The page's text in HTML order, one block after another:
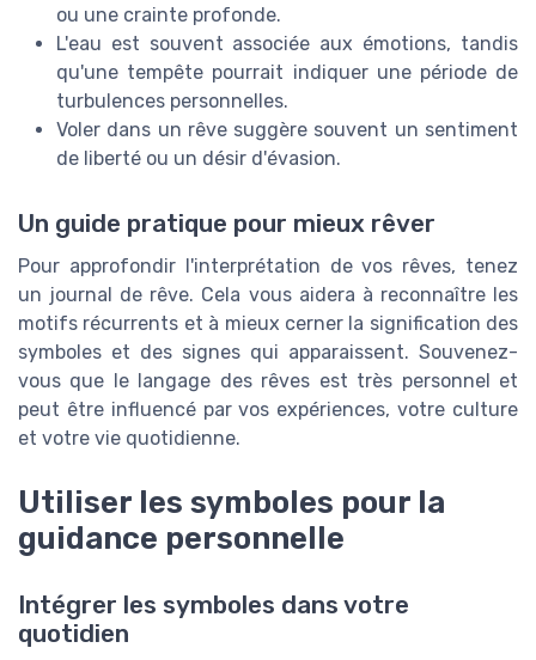
ou une crainte profonde.
L'eau est souvent associée aux émotions, tandis
qu'une tempête pourrait indiquer une période de
turbulences personnelles.
Voler dans un rêve suggère souvent un sentiment
de liberté ou un désir d'évasion.
Un guide pratique pour mieux rêver
Pour approfondir l'interprétation de vos rêves, tenez
un journal de rêve. Cela vous aidera à reconnaître les
motifs récurrents et à mieux cerner la signification des
symboles et des signes qui apparaissent. Souvenez-
vous que le langage des rêves est très personnel et
peut être influencé par vos expériences, votre culture
et votre vie quotidienne.
Utiliser les symboles pour la
guidance personnelle
Intégrer les symboles dans votre
quotidien